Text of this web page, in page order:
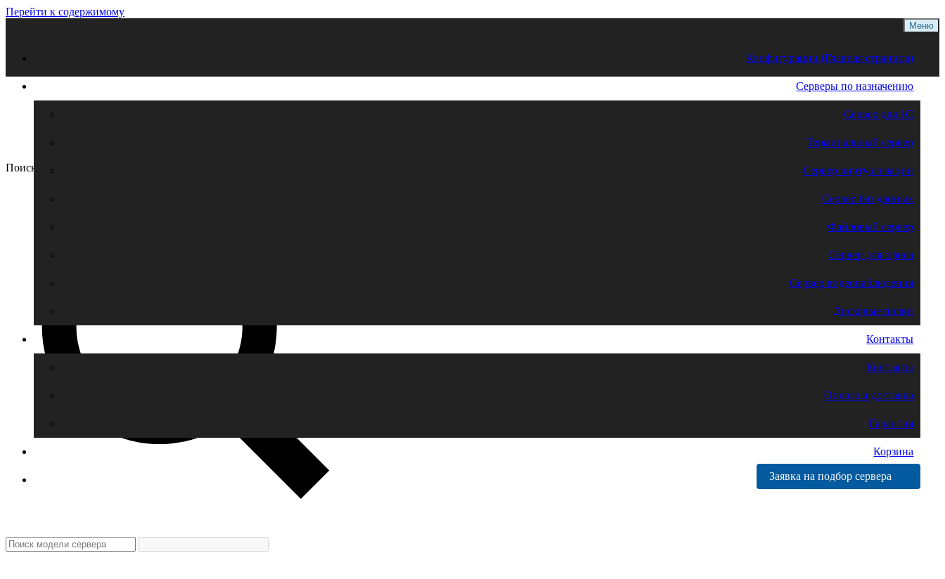
Перейти к содержимому
Меню
Конфигурации (Главная страница)
Серверы по назначению
Сервер для 1С
Терминальный сервер
Сервер виртуализации
Сервер баз данных
Файловый сервер
Сервер для офиса
Сервер видеонаблюдения
Дисковые полки
Контакты
Контакты
Оплата и доставка
Гарантия
Корзина
Заявка на подбор сервера
Поиск